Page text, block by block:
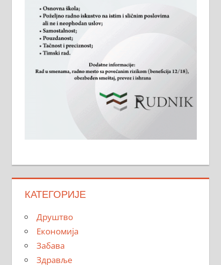
КАТЕГОРИЈЕ
Друштво
Економија
Забава
Здравље